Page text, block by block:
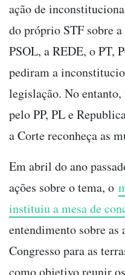
ação de
do próprio STF sobre
PSOL, a REDE, o PT,
pediram a
legislação. No
pelo PP, PL e
a Corte reconheça as
Em abril do ano
ações sobre o tema, o
instituiu a mesa de
entendimento sobre
Congresso para as
como objetivo reunir